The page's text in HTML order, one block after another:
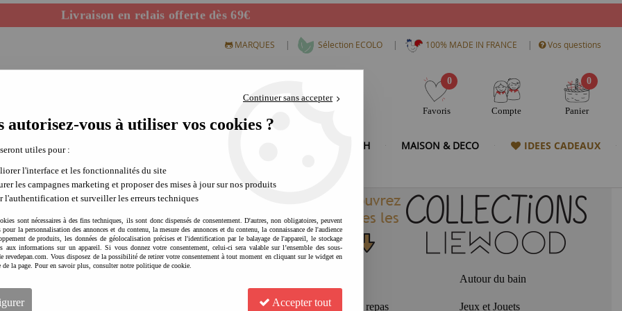
Livraison en relais offerte dès 69€
Départ de notre dépôt avant 14h
MARQUES | Sélection ECOLO | 100% MADE IN FRANCE | Vos questions
0
Favoris Compte
0
Panier
CREATIFS MODE & HIGH TECH MAISON & DECO IDEES CADEAUX
et coffrets repas en silicone. Dans ses dernières collections Liewood a
desjouets en boispour les activités dans les jardins, les parcs comme le golf,
aux allures délicieusement vintage. Votre chouchou cette année est
cela nous disons : "Merci Liewood !"
Autour du bain
Autour du repas Jeux et Jouets
Continuer sans accepter
autorisez-vous à utiliser vos cookies ?
utiles pour :
l'interface et les fonctionnalités du site
les campagnes marketing et proposer des mises à jour sur nos produits
l'authentification et surveiller les erreurs techniques
sont nécessaires à des fins techniques, ils sont donc dispensés de consentement. D'autres, non obligatoires, peuvent
pour la personnalisation des annonces et du contenu, la mesure des annonces et du contenu, la connaissance de l'audience
de produits, les données de géolocalisation précises et l'identification par le balayage de l'appareil, le stockage
aux informations sur un appareil. Si vous donnez votre consentement, celui-ci sera valable sur l’ensemble des sous-
revedepan.com. Vous disposez de la possibilité de retirer votre consentement à tout moment en cliquant sur le widget en
de la page. Pour en savoir plus, consulter notre politique de cookie.
Accepter tout